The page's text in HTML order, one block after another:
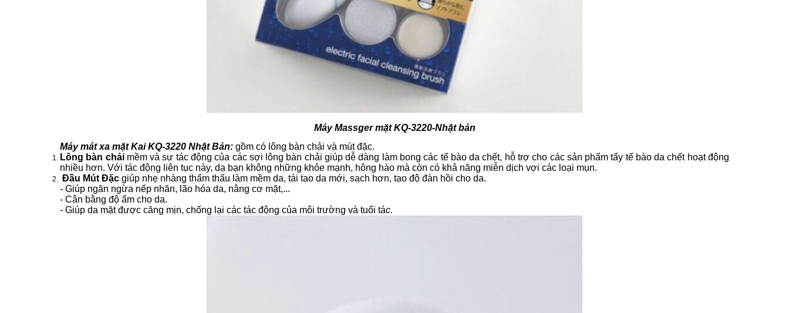
Máy Massger mặt KQ-3220-Nhật bản
Máy mát xa mặt Kai KQ-3220 Nhật Bản: gồm có lông bàn chải và mút đặc.
Lông bàn chải mềm và sự tác động của các sợi lông bàn chải giúp dễ dàng làm bong các tế bào da chết, hỗ trợ cho các sản phẩm tẩy tế bào da chết hoạt động
nhiều hơn. Với tác động liên tục này, dạ bạn không những khỏe mạnh, hông hào mà còn có khả năng miễn dịch vợi các loại mụn.
Đầu Mút Đặc giúp nhẹ nhàng thẩm thấu làm mềm da, tái tạo da mới, sạch hơn, tạo độ đàn hồi cho da.
- Giúp ngăn ngừa nếp nhăn, lão hóa da, nâng cơ mặt,...
- Cân bằng độ ẩm cho da.
- Giúp da mặt được căng mịn, chống lại các tác động của môi trường và tuổi tác.